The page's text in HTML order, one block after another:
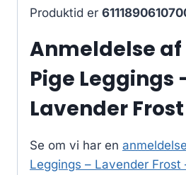
Produktid er
Anmeldelse af
Pige Leggings
Lavender
Se om vi har en
Leggings – Lavender Frost